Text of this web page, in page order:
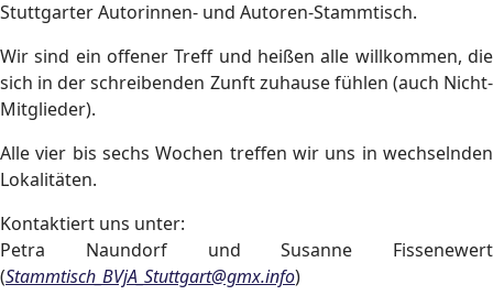
Stuttgarter Autorinnen- und Autoren-Stammtisch.
Wir sind ein offener Treff und heißen alle willkommen, die
sich in der schreibenden Zunft zuhause fühlen (auch Nicht-
Mitglieder).
Alle vier bis sechs Wochen treffen wir uns in wechselnden
Lokalitäten.
Kontaktiert uns unter:
Petra Naundorf und Susanne Fissenewert
(Stammtisch_BVjA_Stuttgart@gmx.info)